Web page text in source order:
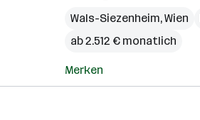
Wals-Siezenheim,Wien
ab 2.512 € monatlich
Merken